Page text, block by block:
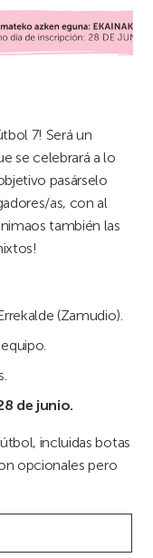
7! Será un
se celebrará a lo
pasárselo
as, con al
también las
(Zamudio).
de junio.
incluidas botas
opcionales pero